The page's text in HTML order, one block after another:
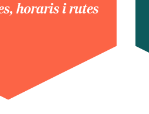
horaris i rutes